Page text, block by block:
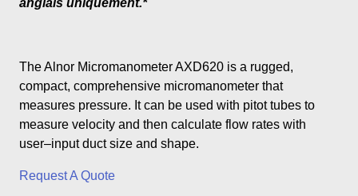
anglais uniquement.*
The Alnor Micromanometer AXD620 is a rugged,
compact, comprehensive micromanometer that
measures pressure. It can be used with pitot tubes to
measure velocity and then calculate flow rates with
user–input duct size and shape.
Request A Quote